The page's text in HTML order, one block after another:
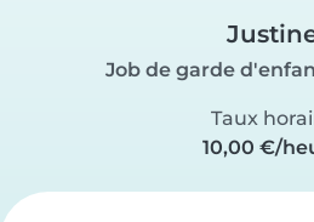
Job de garde
Taux
10,00 €/